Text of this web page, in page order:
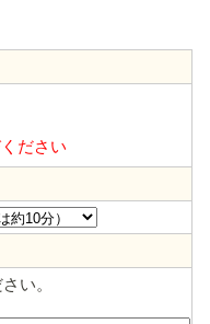
ださい
い。